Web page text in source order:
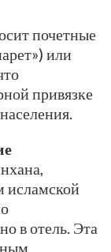
почетные
или
привязке
исламской
в отель. Эта